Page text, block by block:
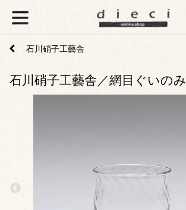
石川硝子工藝舎
石川硝子工藝舎／網目ぐいのみ